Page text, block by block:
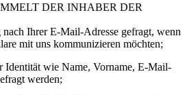
DER INHABER DER
Ihrer E-Mail-Adresse gefragt, wenn
mit uns kommunizieren möchten;
Identität wie Name, Vorname, E-Mail-
werden;